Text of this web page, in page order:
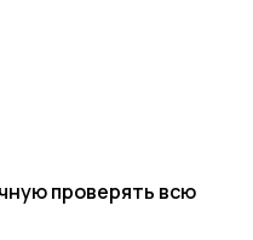
проверять всю